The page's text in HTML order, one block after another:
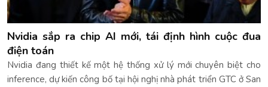
Nvidia sắp ra chip AI mới, tái định hình cuộc đua
điện toán
Nvidia đang thiết kế một hệ thống xử lý mới chuyên biệt cho
inference, dự kiến công bố tại hội nghị nhà phát triển GTC ở San